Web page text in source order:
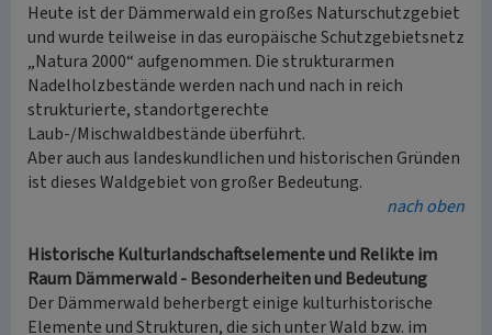
Heute ist der Dämmerwald ein großes Naturschutzgebiet
und wurde teilweise in das europäische Schutzgebietsnetz
„Natura 2000“ aufgenommen. Die strukturarmen
Nadelholzbestände werden nach und nach in reich
strukturierte, standortgerechte
Laub-/Mischwaldbestände überführt.
Aber auch aus landeskundlichen und historischen Gründen
ist dieses Waldgebiet von großer Bedeutung.
nach oben
Historische Kulturlandschaftselemente und Relikte im
Raum Dämmerwald - Besonderheiten und Bedeutung
Der Dämmerwald beherbergt einige kulturhistorische
Elemente und Strukturen, die sich unter Wald bzw. im